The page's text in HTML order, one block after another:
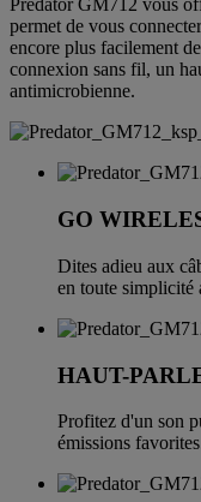
Predator GM712 vous
permet de vous
encore plus facilement
connexion sans fil, un
antimicrobienne.
GO
Dites adieu aux
en toute simplicité
HAUT-
Profitez d'un son
émissions